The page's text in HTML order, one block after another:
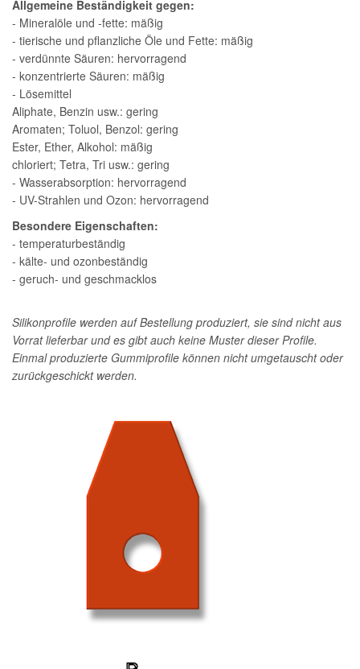
Allgemeine Beständigkeit gegen:
- Mineralöle und -fette: mäßig
- tierische und pflanzliche Öle und Fette: mäßig
- verdünnte Säuren: hervorragend
- konzentrierte Säuren: mäßig
- Lösemittel
Aliphate, Benzin usw.: gering
Aromaten; Toluol, Benzol: gering
Ester, Ether, Alkohol: mäßig
chloriert; Tetra, Tri usw.: gering
- Wasserabsorption: hervorragend
- UV-Strahlen und Ozon: hervorragend
Besondere Eigenschaften:
- temperaturbeständig
- kälte- und ozonbeständig
- geruch- und geschmacklos
Silikonprofile werden auf Bestellung produziert, sie sind nicht aus
Vorrat lieferbar und es gibt auch keine Muster dieser Profile.
Einmal produzierte Gummiprofile können nicht umgetauscht oder
zurückgeschickt werden.